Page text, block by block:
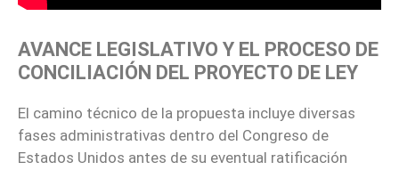
AVANCE LEGISLATIVO Y EL PROCESO DE
CONCILIACIÓN DEL PROYECTO DE LEY
El camino técnico de la propuesta incluye diversas
fases administrativas dentro del Congreso de
Estados Unidos antes de su eventual ratificación